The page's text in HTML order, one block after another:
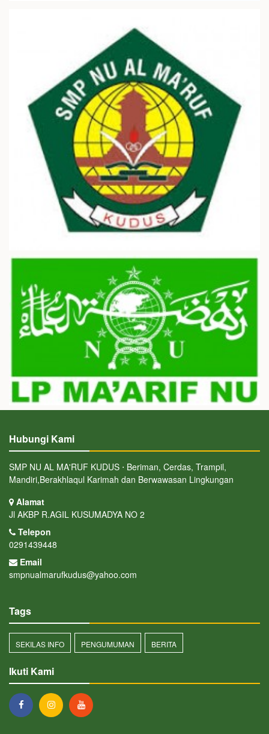
Hubungi Kami
SMP NU AL MA'RUF KUDUS ⋅ Beriman, Cerdas, Trampil,
Mandiri,Berakhlaqul Karimah dan Berwawasan Lingkungan
Alamat
Jl AKBP R.AGIL KUSUMADYA NO 2
Telepon
0291439448
Email
smpnualmarufkudus@yahoo.com
Tags
SEKILAS INFO PENGUMUMAN BERITA
Ikuti Kami